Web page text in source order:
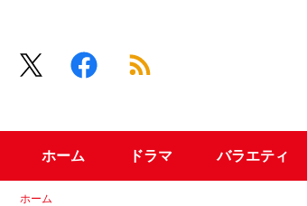
ホーム ドラマ バラエティ
ホーム